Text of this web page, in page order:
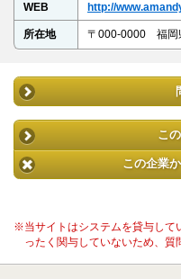
WEB http://
所在地 〒000-0000 福岡
こ
この企業
※当サイトはシステムを貸与して
ったく関与していないため、質